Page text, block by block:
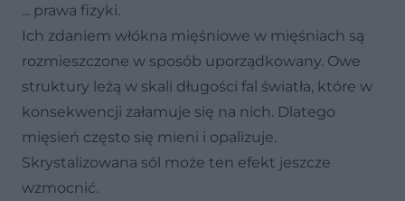
... prawa fizyki.
Ich zdaniem włókna mięśniowe w mięśniach są
rozmieszczone w sposób uporządkowany. Owe
struktury leżą w skali długości fal światła, które w
konsekwencji załamuje się na nich. Dlatego
mięsień często się mieni i opalizuje.
Skrystalizowana sól może ten efekt jeszcze
wzmocnić.